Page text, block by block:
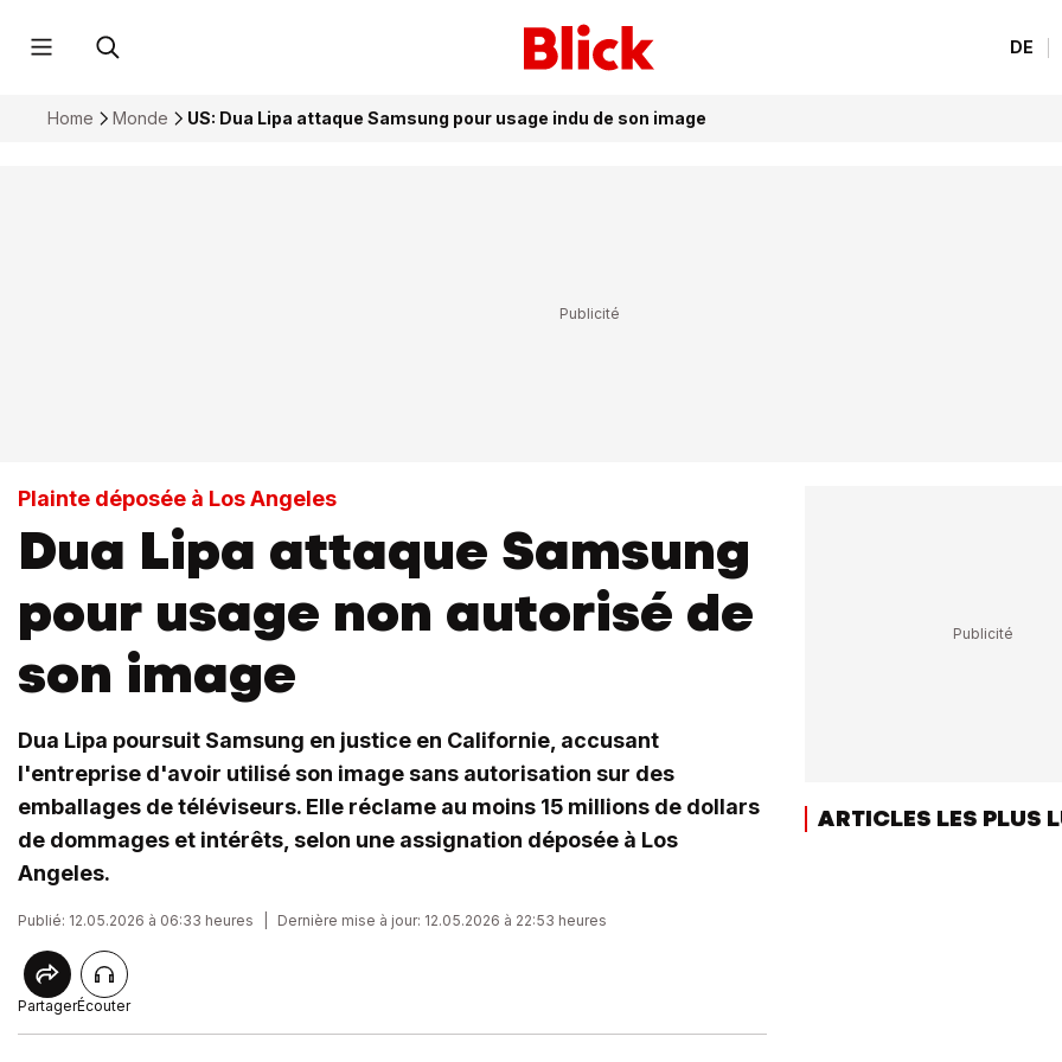
DE
Home Monde US: Dua Lipa attaque Samsung pour usage indu de son image
Plainte déposée à Los Angeles
Dua Lipa attaque Samsung
pour usage non autorisé de
son image
Dua Lipa poursuit Samsung en justice en Californie, accusant
l'entreprise d'avoir utilisé son image sans autorisation sur des
emballages de téléviseurs. Elle réclame au moins 15 millions de dollars
de dommages et intérêts, selon une assignation déposée à Los
Angeles.
Publié: 12.05.2026 à 06:33 heures Dernière mise à jour: 12.05.2026 à 22:53 heures
PartagerÉcouter
ARTICLES LES PLUS